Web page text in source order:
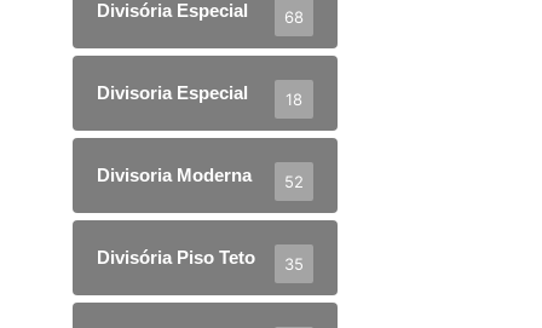
Divisória Especial 68
Divisoria Especial 18
Divisoria Moderna 52
Divisória Piso Teto 35